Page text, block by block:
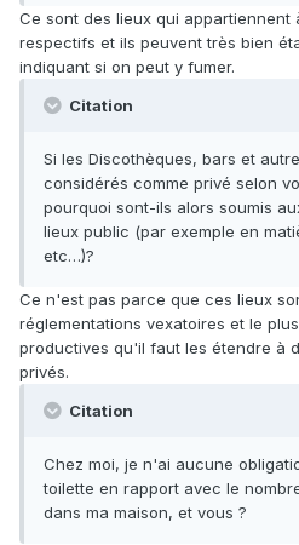
Ce sont des lieux qui appartiennent
respectifs et ils peuvent très bien
indiquant si on peut y fumer.
Citation
Si les Discothèques, bars et
considérés comme privé selon
pourquoi sont-ils alors soumis
lieux public (par exemple en
etc…)?
Ce n'est pas parce que ces lieux
réglementations vexatoires et le
productives qu'il faut les étendre à
privés.
Citation
Chez moi, je n'ai aucune
toilette en rapport avec le
dans ma maison, et vous ?